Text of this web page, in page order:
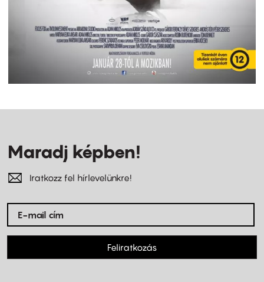
Maradj képben!
Iratkozz fel hírlevelünkre!
Feliratkozás